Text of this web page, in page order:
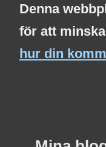
Denna
för att
hur din